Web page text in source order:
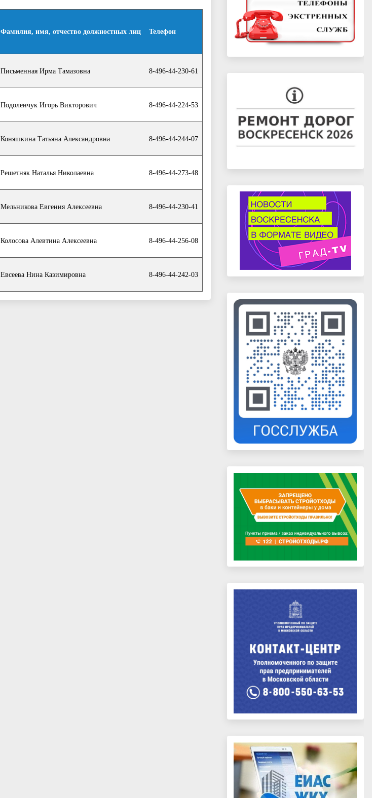
Фамилия, имя, отчество должностных лиц Телефон
Письменная Ирма Тамазовна 8-496-44-230-61
Подоленчук Игорь Викторович 8-496-44-224-53
Коняшкина Татьяна Александровна 8-496-44-244-07
Решетняк Наталья Николаевна 8-496-44-273-48
Мельникова Евгения Алексеевна 8-496-44-230-41
Колосова Алевтина Алексеевна 8-496-44-256-08
Евсеева Нина Казимировна 8-496-44-242-03